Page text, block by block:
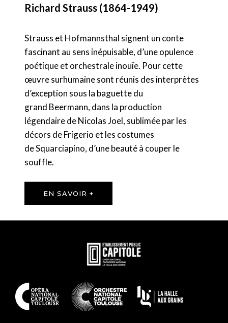
Richard Strauss (1864-1949)
Strauss et Hofmannsthal signent un conte
fascinant au sens inépuisable, d’une opulence
poétique et orchestrale inouïe. Pour cette
œuvre surhumaine sont réunis des interprètes
d’exception sous la baguette du
grand Beermann, dans la production
légendaire de Nicolas Joel, sublimée par les
décors de Frigerio et les costumes
de Squarciapino, d’une beauté à couper le
souffle.
EN SAVOIR +
En
savoir